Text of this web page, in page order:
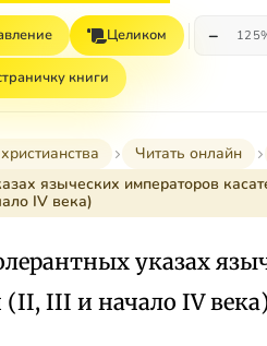
Целиком −
книги
Читать онлайн
языческих императоров
IV века)
указах
(II, III и начало IV